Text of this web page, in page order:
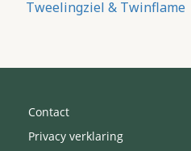
Tweelingziel & Twinflame
Contact
Privacy verklaring